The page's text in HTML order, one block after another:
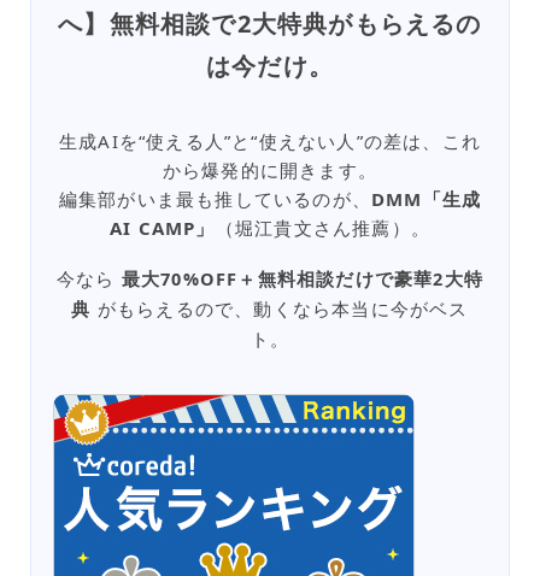
へ】無料相談で2大特典がもらえるの
は今だけ。
生成AIを“使える人”と“使えない人”の差は、これ
から爆発的に開きます。
編集部がいま最も推しているのが、 DMM「生成
AI CAMP」
（堀江貴文さん推薦）。
今なら 最大70%OFF＋無料相談だけで豪華2大特
典 がもらえるので、動くなら本当に今がベス
ト。